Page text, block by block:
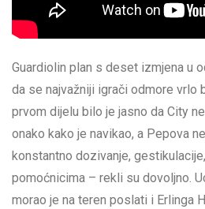
Guardiolin plan s deset izmjena u
da se najvažniji igrači odmore vrlo
prvom dijelu bilo je jasno da City
onako kako je navikao, a Pepova
konstantno dozivanje,
pomoćnicima – rekli su dovoljno.
morao je na teren poslati i Erlinga